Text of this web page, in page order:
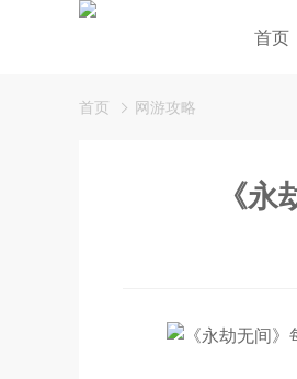
首页
首页 网游攻略
《